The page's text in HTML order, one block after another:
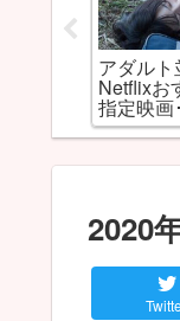
アダル
Netflixお
指定映画
2020